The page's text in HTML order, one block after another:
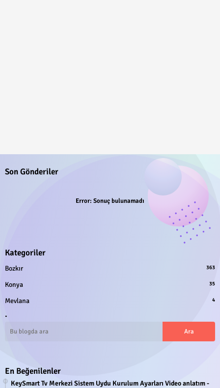
Son Gönderiler
Error: Sonuç bulunamadı
Kategoriler
Bozkır 363
Konya 35
Mevlana 4
.
En Beğenilenler
KeySmart Tv Merkezi Sistem Uydu Kurulum Ayarları Video anlatım -